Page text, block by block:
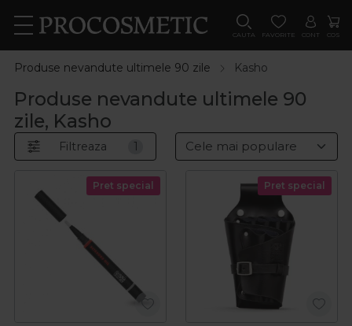
CAUTA FAVORITE CONT COS
Produse nevandute ultimele 90 zile Kasho
Produse nevandute ultimele 90
zile, Kasho
Filtreaza 1
Pret special Pret special